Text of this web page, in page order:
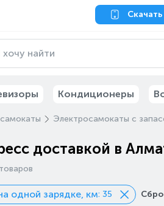
Кондиционеры
Электросамокаты с
доставкой в
одной зарядке, км: 35